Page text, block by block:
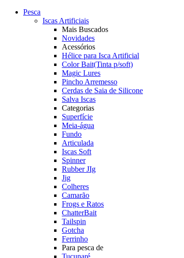
Pesca
Iscas Artificiais
Mais Buscados
Novidades
Acessórios
Hélice para Isca Artificial
Color Bait(Tinta p/soft)
Magic Lures
Pincho Arremesso
Cerdas de Saia de Silicone
Salva Iscas
Categorias
Superfície
Meia-água
Fundo
Articulada
Iscas Soft
Spinner
Rubber JIg
Jig
Colheres
Camarão
Frogs e Ratos
ChatterBait
Tailspin
Gotcha
Ferrinho
Para pesca de
Tucunaré